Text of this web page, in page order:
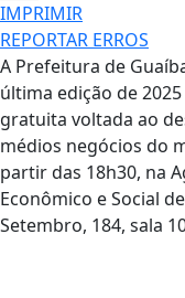
IMPRIMIR
REPORTAR ERROS
A Prefeitura de
última edição de
gratuita voltada ao
médios negócios do
partir das 18h30, na
Econômico e Social
Setembro, 184, sala